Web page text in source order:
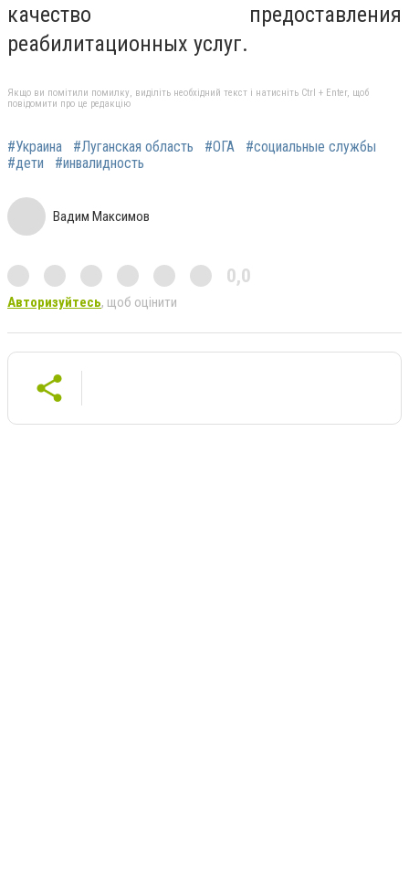
качество предоставления
реабилитационных услуг.
Якщо ви помітили помилку, виділіть необхідний текст і натисніть Ctrl + Enter, щоб
повідомити про це редакцію
#Украина #Луганская область #ОГА
#социальные службы
#дети
#инвалидность
Вадим Максимов
0,0
Авторизуйтесь, щоб оцінити